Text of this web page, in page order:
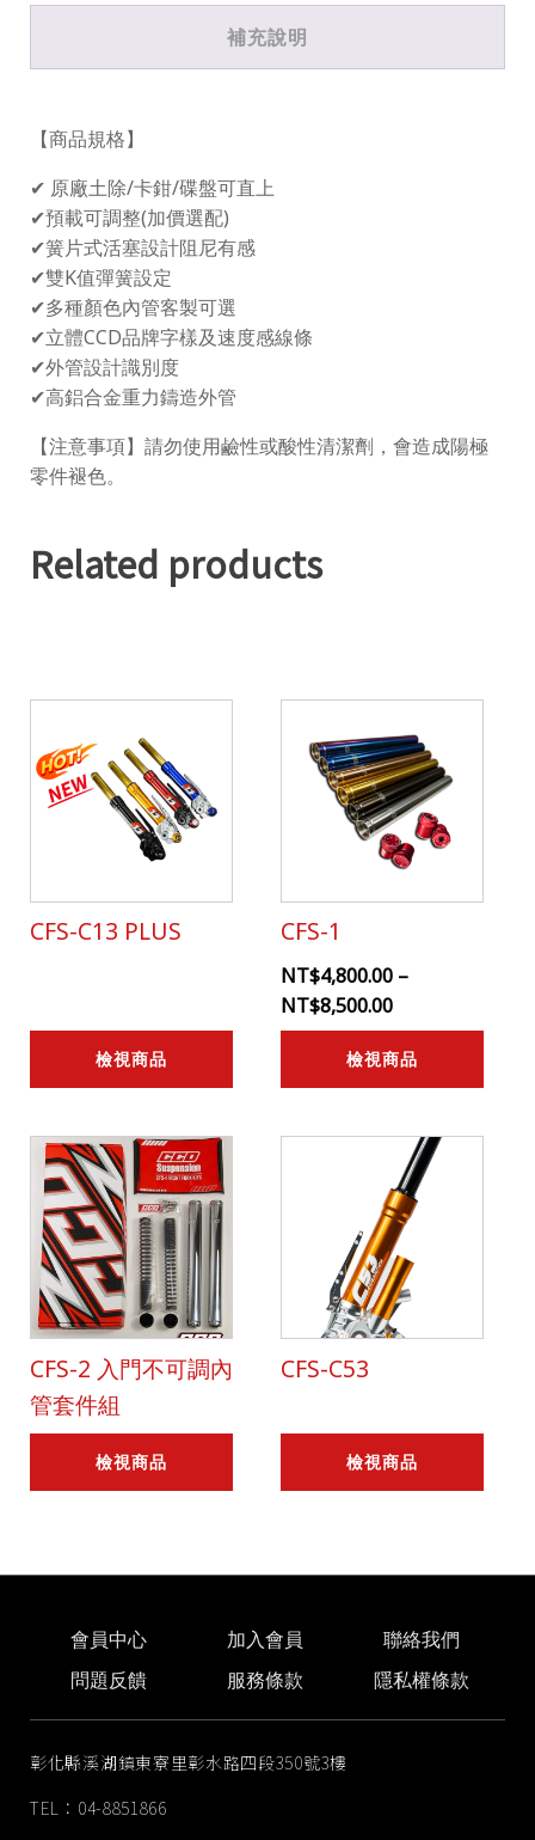
補充說明
【商品規格】
✔ 原廠土除/卡鉗/碟盤可直上
✔預載可調整(加價選配)
✔簧片式活塞設計阻尼有感
✔雙K值彈簧設定
✔多種顏色內管客製可選
✔立體CCD品牌字樣及速度感線條
✔外管設計識別度
✔高鋁合金重力鑄造外管
【注意事項】請勿使用鹼性或酸性清潔劑，會造成陽極
零件褪色。
Related products
CFS-C13 PLUS
檢視商品
CFS-1
NT$4,800.00 –
NT$8,500.00
檢視商品
CFS-2 入門不可調內
管套件組
檢視商品
CFS-C53
檢視商品
會員中心 加入會員
聯絡我們
問題反饋
服務條款 隱私權條款
彰化縣溪湖鎮東寮里彰水路四段350號3樓
TEL：04-8851866